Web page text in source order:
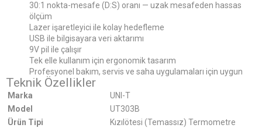
30:1 nokta-mesafe (D:S) oranı — uzak mesafeden hassas
ölçüm
Lazer işaretleyici ile kolay hedefleme
USB ile bilgisayara veri aktarımı
9V pil ile çalışır
Tek elle kullanım için ergonomik tasarım
Profesyonel bakım, servis ve saha uygulamaları için uygun
Teknik Özellikler
Marka
UNI-T
Model
UT303B
Ürün Tipi
Kızılötesi (Temassız) Termometre